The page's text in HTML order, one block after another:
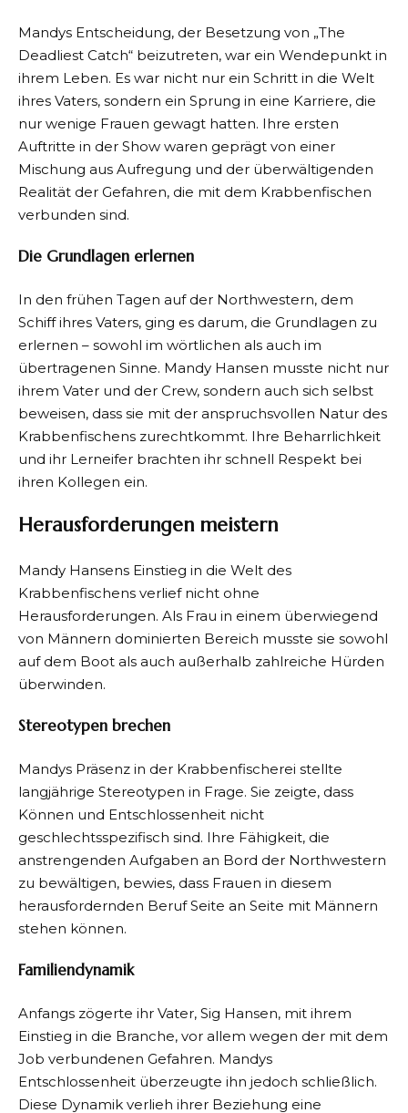
Mandys Entscheidung, der Besetzung von „The
Deadliest Catch“ beizutreten, war ein Wendepunkt in
ihrem Leben. Es war nicht nur ein Schritt in die Welt
ihres Vaters, sondern ein Sprung in eine Karriere, die
nur wenige Frauen gewagt hatten. Ihre ersten
Auftritte in der Show waren geprägt von einer
Mischung aus Aufregung und der überwältigenden
Realität der Gefahren, die mit dem Krabbenfischen
verbunden sind.
Die Grundlagen erlernen
In den frühen Tagen auf der Northwestern, dem
Schiff ihres Vaters, ging es darum, die Grundlagen zu
erlernen – sowohl im wörtlichen als auch im
übertragenen Sinne. Mandy Hansen musste nicht nur
ihrem Vater und der Crew, sondern auch sich selbst
beweisen, dass sie mit der anspruchsvollen Natur des
Krabbenfischens zurechtkommt. Ihre Beharrlichkeit
und ihr Lerneifer brachten ihr schnell Respekt bei
ihren Kollegen ein.
Herausforderungen meistern
Mandy Hansens Einstieg in die Welt des
Krabbenfischens verlief nicht ohne
Herausforderungen. Als Frau in einem überwiegend
von Männern dominierten Bereich musste sie sowohl
auf dem Boot als auch außerhalb zahlreiche Hürden
überwinden.
Stereotypen brechen
Mandys Präsenz in der Krabbenfischerei stellte
langjährige Stereotypen in Frage. Sie zeigte, dass
Können und Entschlossenheit nicht
geschlechtsspezifisch sind. Ihre Fähigkeit, die
anstrengenden Aufgaben an Bord der Northwestern
zu bewältigen, bewies, dass Frauen in diesem
herausfordernden Beruf Seite an Seite mit Männern
stehen können.
Familiendynamik
Anfangs zögerte ihr Vater, Sig Hansen, mit ihrem
Einstieg in die Branche, vor allem wegen der mit dem
Job verbundenen Gefahren. Mandys
Entschlossenheit überzeugte ihn jedoch schließlich.
Diese Dynamik verlieh ihrer Beziehung eine